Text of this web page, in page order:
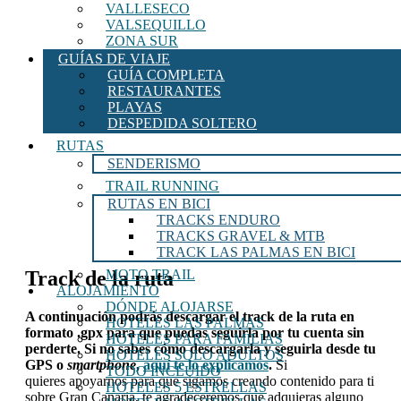
VALLESECO
VALSEQUILLO
ZONA SUR
GUÍAS DE VIAJE
GUÍA COMPLETA
RESTAURANTES
PLAYAS
DESPEDIDA SOLTERO
RUTAS
SENDERISMO
TRAIL RUNNING
RUTAS EN BICI
TRACKS ENDURO
TRACKS GRAVEL & MTB
TRACK LAS PALMAS EN BICI
MOTO TRAIL
ALOJAMIENTO
DÓNDE ALOJARSE
HOTELES LAS PALMAS
HOTELES PARA FAMILIAS
HOTELES SOLO ADULTOS
TODO INCLUIDO
HOTELES 5 ESTRELLAS
Track de la ruta
A continuaciónpodrás descargar el track de la ruta en
formato .gpx para que puedas seguirla por tu cuenta sin
perderte. Si no sabes cómo descargarla y seguirla desde tu
GPS o smartphone,aquí te lo explicamos.Si
quieres apoyarnos para que sigamos creando contenido para ti
sobre Gran Canaria, te agradeceremos que adquieras alguno